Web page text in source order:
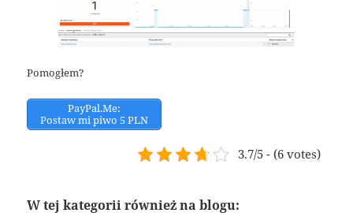
Pomogłem?
PayPal.Me:
Postaw mi piwo 5 PLN
3.7/5 - (6 votes)
W tej kategorii również na blogu: